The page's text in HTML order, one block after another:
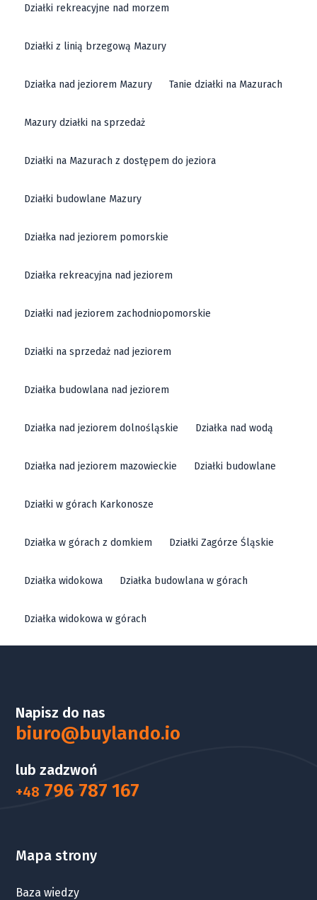
Działki rekreacyjne nad morzem
Działki z linią brzegową Mazury
Działka nad jeziorem Mazury Tanie działki na Mazurach
Mazury działki na sprzedaż
Działki na Mazurach z dostępem do jeziora
Działki budowlane Mazury
Działka nad jeziorem pomorskie
Działka rekreacyjna nad jeziorem
Działki nad jeziorem zachodniopomorskie
Działki na sprzedaż nad jeziorem
Działka budowlana nad jeziorem
Działka nad jeziorem dolnośląskie Działka nad wodą
Działka nad jeziorem mazowieckie Działki budowlane
Działki w górach Karkonosze
Działka w górach z domkiem Działki Zagórze Śląskie
Działka widokowa Działka budowlana w górach
Działka widokowa w górach
Napisz do nas
biuro@buylando.io
lub zadzwoń
+48 796 787 167
Mapa strony
Baza wiedzy